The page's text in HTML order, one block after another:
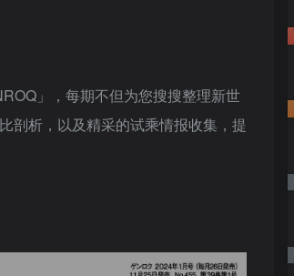
」，每期不但为您搜搜整理新世
剖析，以及精采的试乘情报收集，提